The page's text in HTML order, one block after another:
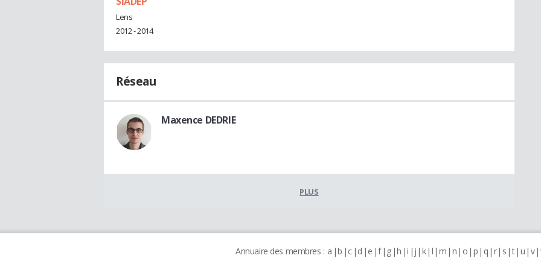
Lens
2012 - 2014
Réseau
Maxence DEDRIE
PLUS
Annuaire des membres : a b c d e f g h i j k l m n o p q r s t u v